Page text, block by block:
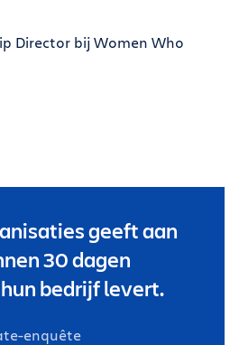
Director bij Women Who
geeft aan
30 dagen
bedrijf levert.
enquête